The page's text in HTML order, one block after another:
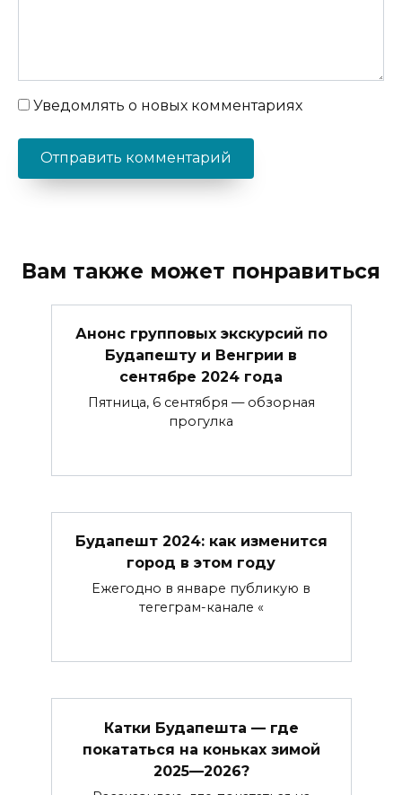
Уведомлять о новых комментариях
Вам также может понравиться
Анонс групповых экскурсий по
Будапешту и Венгрии в
сентябре 2024 года
Пятница, 6 сентября — обзорная
прогулка
Будапешт 2024: как изменится
город в этом году
Ежегодно в январе публикую в
тегеграм-канале «
Катки Будапешта — где
покататься на коньках зимой
2025—2026?